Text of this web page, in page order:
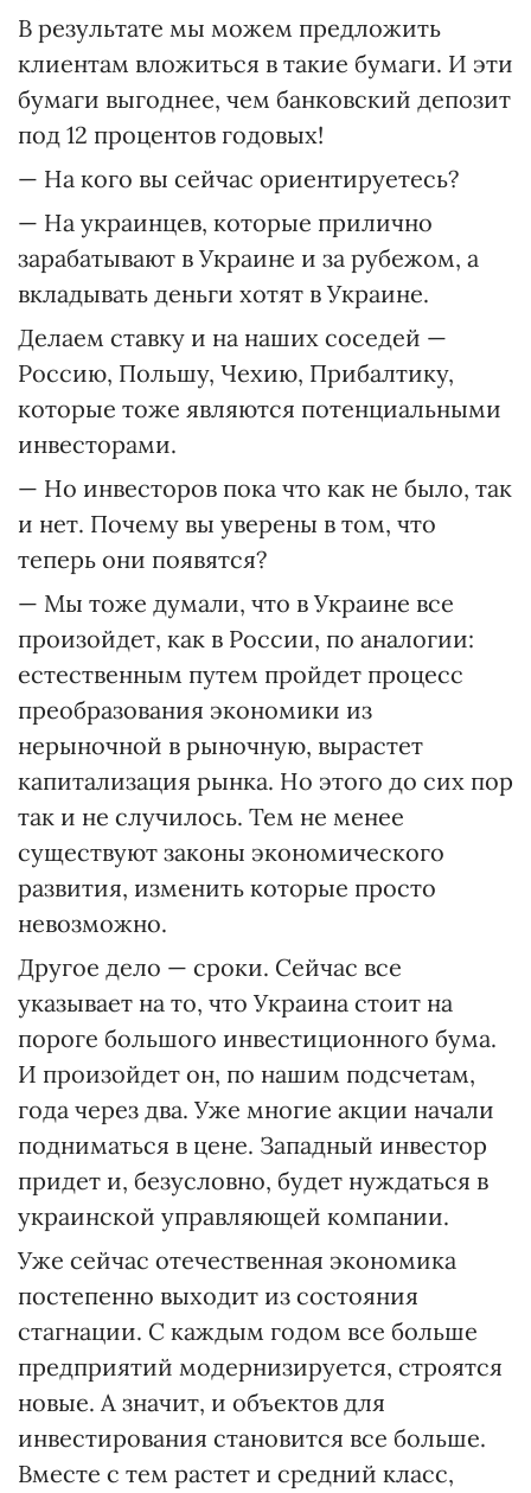
В результате мы можем предложить
клиентам вложиться в такие бумаги. И эти
бумаги выгоднее, чем банковский депозит
под 12 процентов годовых!
— На кого вы сейчас ориентируетесь?
— На украинцев, которые прилично
зарабатывают в Украине и за рубежом, а
вкладывать деньги хотят в Украине.
Делаем ставку и на наших соседей —
Россию, Польшу, Чехию, Прибалтику,
которые тоже являются потенциальными
инвесторами.
— Но инвесторов пока что как не было, так
и нет. Почему вы уверены в том, что
теперь они появятся?
— Мы тоже думали, что в Украине все
произойдет, как в России, по аналогии:
естественным путем пройдет процесс
преобразования экономики из
нерыночной в рыночную, вырастет
капитализация рынка. Но этого до сих пор
так и не случилось. Тем не менее
существуют законы экономического
развития, изменить которые просто
невозможно.
Другое дело — сроки. Сейчас все
указывает на то, что Украина стоит на
пороге большого инвестиционного бума.
И произойдет он, по нашим подсчетам,
года через два. Уже многие акции начали
подниматься в цене. Западный инвестор
придет и, безусловно, будет нуждаться в
украинской управляющей компании.
Уже сейчас отечественная экономика
постепенно выходит из состояния
стагнации. С каждым годом все больше
предприятий модернизируется, строятся
новые. А значит, и объектов для
инвестирования становится все больше.
Вместе с тем растет и средний класс,